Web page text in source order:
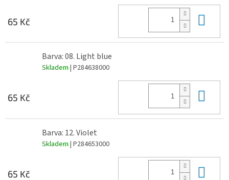
65 Kč
Barva: 08. Light blue
Skladem | P284638000
65 Kč
Barva: 12. Violet
Skladem | P284653000
65 Kč